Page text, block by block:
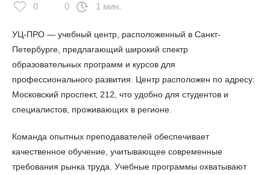
0 0 1 мин.
УЦ-ПРО — учебный центр, расположенный в Санкт-
Петербурге, предлагающий широкий спектр
образовательных программ и курсов для
профессионального развития. Центр расположен по адресу:
Московский проспект, 212, что удобно для студентов и
специалистов, проживающих в регионе.
Команда опытных преподавателей обеспечивает
качественное обучение, учитывающее современные
требования рынка труда. Учебные программы охватывают